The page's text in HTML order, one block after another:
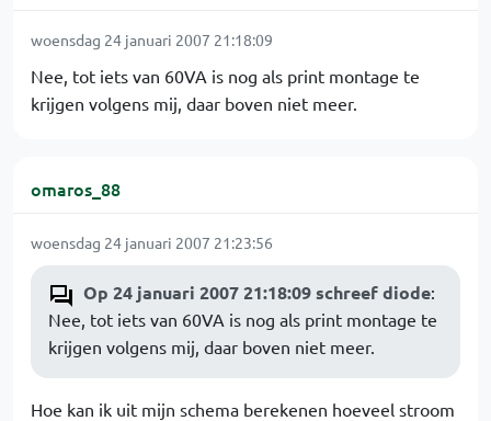
woensdag 24 januari 2007 21:18:09
Nee, tot iets van 60VA is nog als print montage te
krijgen volgens mij, daar boven niet meer.
omaros_88
woensdag 24 januari 2007 21:23:56
Op 24 januari 2007 21:18:09 schreef diode:
Nee, tot iets van 60VA is nog als print montage te
krijgen volgens mij, daar boven niet meer.
Hoe kan ik uit mijn schema berekenen hoeveel stroom